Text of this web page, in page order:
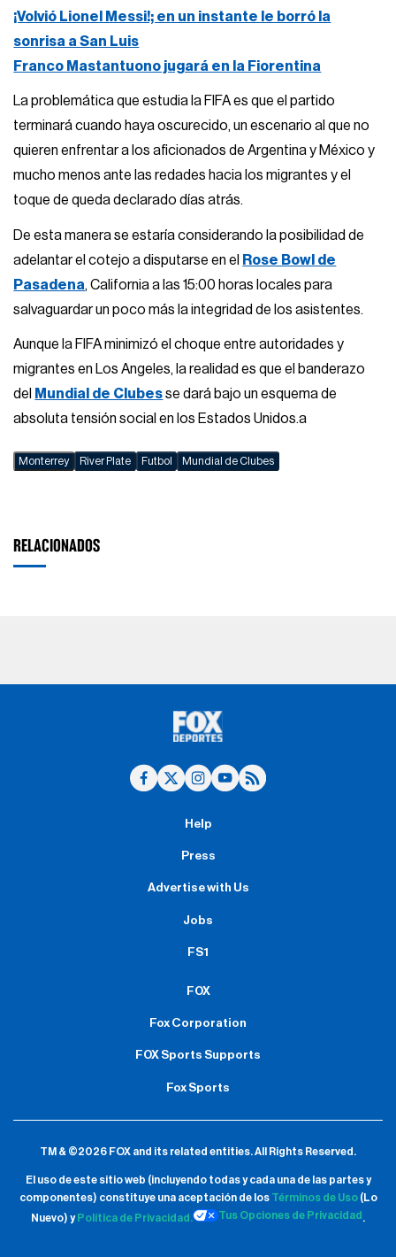
¡Volvió Lionel Messi!; en un instante le borró la
sonrisa a San Luis
Franco Mastantuono jugará en la Fiorentina
La problemática que estudia la FIFA es que el partido
terminará cuando haya oscurecido, un escenario al que no
quieren enfrentar a los aficionados de Argentina y México y
mucho menos ante las redades hacia los migrantes y el
toque de queda declarado días atrás.
De esta manera se estaría considerando la posibilidad de
adelantar el cotejo a disputarse en el
Rose Bowl de
Pasadena, California a las 15:00 horas locales para
salvaguardar un poco más la integridad de los asistentes.
Aunque la FIFA minimizó el choque entre autoridades y
migrantes en Los Angeles, la realidad es que el banderazo
del
Mundial de Clubesse dará bajo un esquema de
absoluta tensión social en los Estados Unidos.a
Monterrey River Plate Futbol Mundial de Clubes
RELACIONADOS
Help
Press
Advertise with Us
Jobs
FS1
FOX
Fox Corporation
FOX Sports Supports
Fox Sports
TM & ©2026 FOX and its related entities.All Rights Reserved.
El uso de este sitio web (incluyendo todas y cada una de las partes y
componentes) constituye una aceptación de los Términos de Uso(Lo
Nuevo) y Política de Privacidad. Tus Opciones de Privacidad .